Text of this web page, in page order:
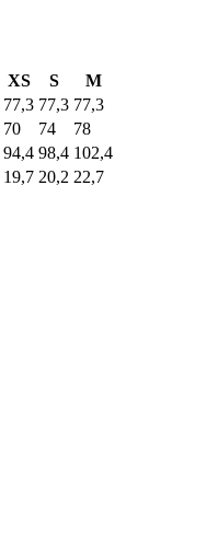
XS
S
M
77,3 77,3 77,3
70 74
78
94,4 98,4 102,4
19,7 20,2 22,7